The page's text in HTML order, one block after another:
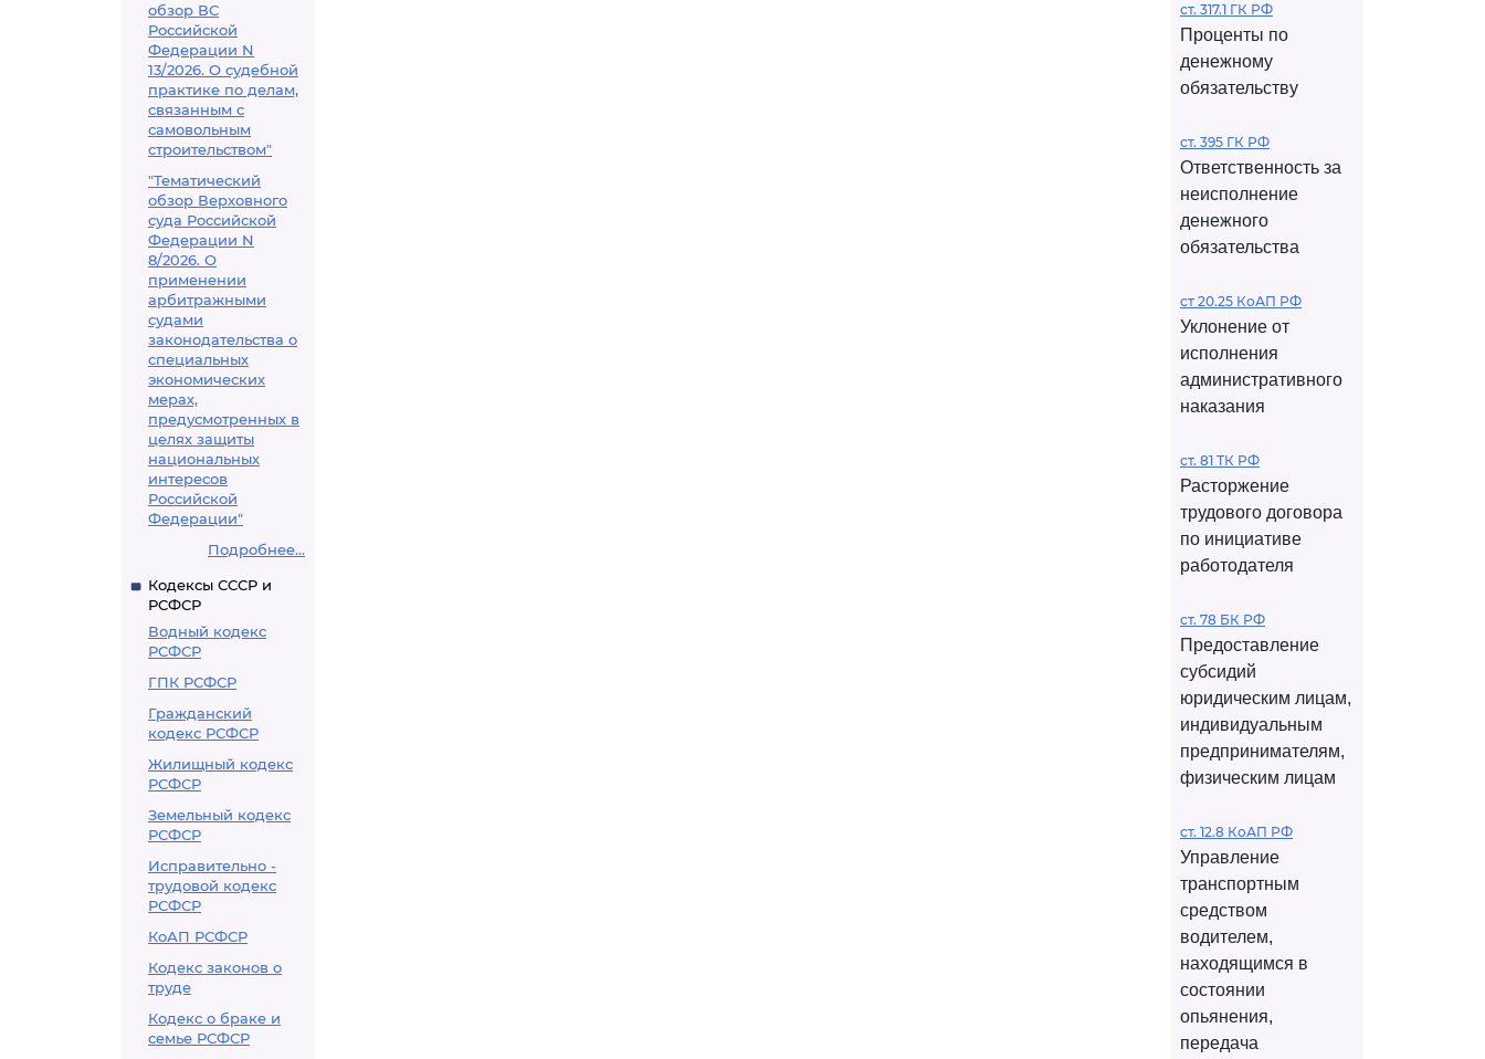
обзор ВС
Российской
Федерации N
13/2026. О судебной
практике по делам,
связанным с
самовольным
строительством"
"Тематический
обзор Верховного
суда Российской
Федерации N
8/2026. О
применении
арбитражными
судами
законодательства о
специальных
экономических
мерах,
предусмотренных в
целях защиты
национальных
интересов
Российской
Федерации"
Подробнее...
Кодексы СССР и
РСФСР
Водный кодекс
РСФСР
ГПК РСФСР
Гражданский
кодекс РСФСР
Жилищный кодекс
РСФСР
Земельный кодекс
РСФСР
Исправительно -
трудовой кодекс
РСФСР
КоАП РСФСР
Кодекс законов о
труде
Кодекс о браке и
семье РСФСР
ст. 317.1 ГК РФ
Проценты по
денежному
обязательству
ст. 395 ГК РФ
Ответственность за
неисполнение
денежного
обязательства
ст 20.25 КоАП РФ
Уклонение от
исполнения
административного
наказания
ст. 81 ТК РФ
Расторжение
трудового договора
по инициативе
работодателя
ст. 78 БК РФ
Предоставление
субсидий
юридическим лицам,
индивидуальным
предпринимателям,
физическим лицам
ст. 12.8 КоАП РФ
Управление
транспортным
средством
водителем,
находящимся в
состоянии
опьянения,
передача